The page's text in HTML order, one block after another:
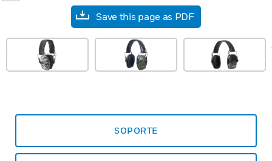
Save this page as PDF
SOPORTE